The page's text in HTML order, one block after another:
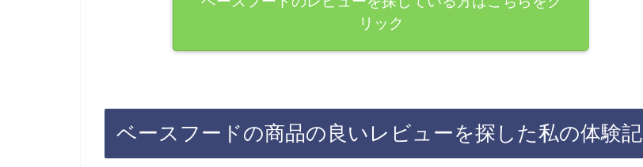
リック
ベースフードの商品の良いレビューを探した私の体験記